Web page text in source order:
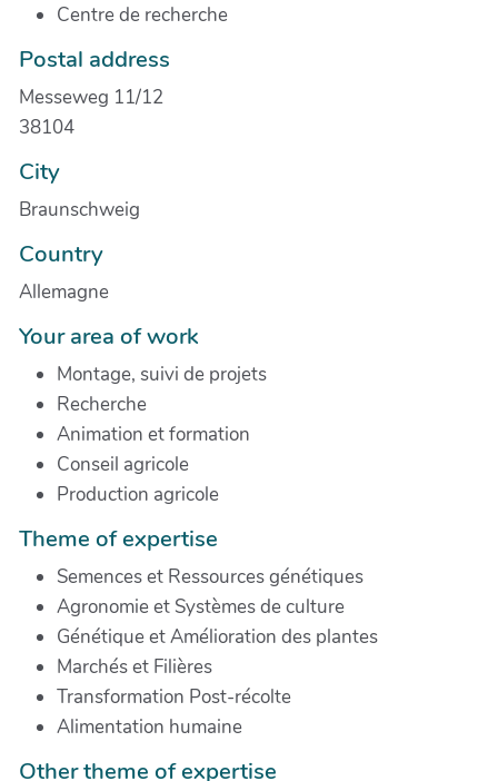
Centre de recherche
Postal address
Messeweg 11/12
38104
City
Braunschweig
Country
Allemagne
Your area of work
Montage, suivi de projets
Recherche
Animation et formation
Conseil agricole
Production agricole
Theme of expertise
Semences et Ressources génétiques
Agronomie et Systèmes de culture
Génétique et Amélioration des plantes
Marchés et Filières
Transformation Post-récolte
Alimentation humaine
Other theme of expertise